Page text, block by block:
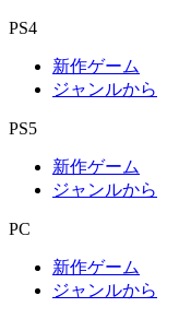
PS4
新作ゲーム
ジャンルから
PS5
新作ゲーム
ジャンルから
PC
新作ゲーム
ジャンルから